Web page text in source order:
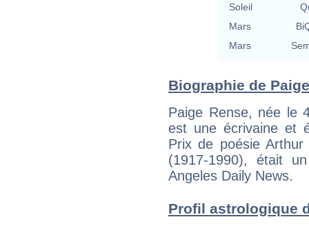
Soleil
Mars
Mars
Biographie de
Paige Rense, née le
est une écrivaine et
Prix de poésie
(1917-1990), était
Angeles Daily News.
Profil astrologique